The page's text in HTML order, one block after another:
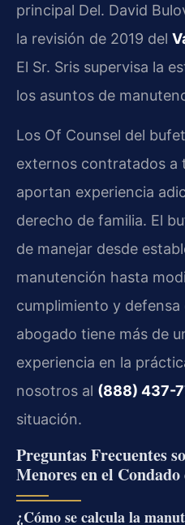
principal Del. David
la revisión de 2019 del
El Sr. Sris supervisa la
los asuntos de
Los Of Counsel del
externos contratados
aportan experiencia
derecho de familia. El
de manejar desde
manutención hasta
cumplimiento y
abogado tiene más de
experiencia en la
nosotros al (888) 437-
situación.
Preguntas Frecuentes
Menores en el
¿Cómo se calcula la